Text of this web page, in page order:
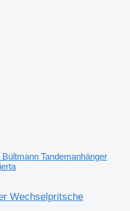
Bültmann Tandemanhänger
Wechselpritsche